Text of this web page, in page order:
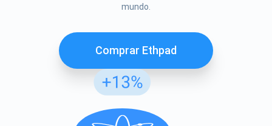
mundo.
Comprar Ethpad